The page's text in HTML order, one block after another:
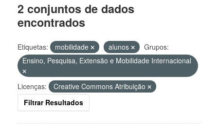
2 conjuntos de dados
encontrados
Etiquetas: mobilidade alunos
Grupos:
Ensino, Pesquisa, Extensão e Mobilidade Internacional
Licenças:
Creative Commons Atribuição
Filtrar Resultados